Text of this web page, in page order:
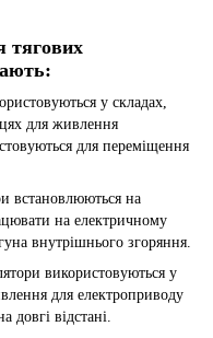
тягових
у складах,
для живлення
для переміщення
встановлюються на
на електричному
внутрішнього згоряння.
використовуються у
для електроприводу
довгі відстані.